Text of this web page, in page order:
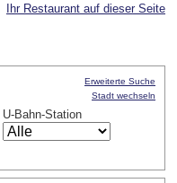
Ihr Restaurant auf dieser Seite
U-Bahn-Station
Erweiterte Suche
Stadt wechseln